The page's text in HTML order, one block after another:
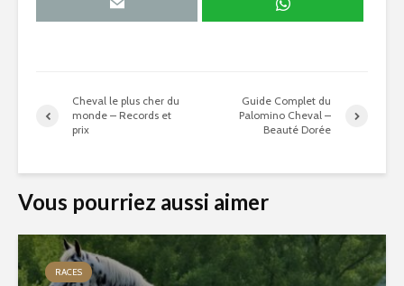
Cheval le plus cher du
monde – Records et
prix
Guide Complet du
Palomino Cheval –
Beauté Dorée
Vous pourriez aussi aimer
RACES